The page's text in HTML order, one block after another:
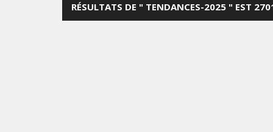
RÉSULTATS DE " TENDANCES-2025 " EST